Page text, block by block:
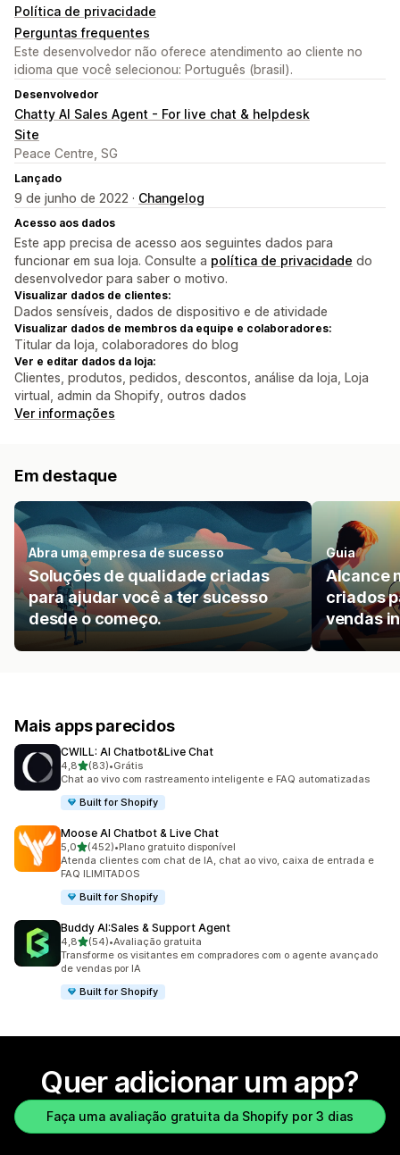
Política de privacidade
Perguntas frequentes
Este desenvolvedor não oferece atendimento ao cliente no
idioma que você selecionou: Português (brasil).
Desenvolvedor
Chatty AI Sales Agent - For live chat & helpdesk
Site
Peace Centre, SG
Lançado
9 de junho de 2022 · Changelog
Acesso aos dados
Este app precisa de acesso aos seguintes dados para
funcionar em sua loja. Consulte a política de privacidade do
desenvolvedor para saber o motivo.
Visualizar dados de clientes:
Dados sensíveis, dados de dispositivo e de atividade
Visualizar dados de membros da equipe e colaboradores:
Titular da loja, colaboradores do blog
Ver e editar dados da loja:
Clientes, produtos, pedidos, descontos, análise da loja, Loja
virtual, admin da Shopify, outros dados
Ver informações
Em destaque
Abra uma empresa de sucesso
Soluções de qualidade criadas
para ajudar você a ter sucesso
desde o começo.
Guia
Alcance
criados
vendas
Mais apps parecidos
CWILL: AI Chatbot&Live Chat
4,8de 5 estrelas
(83)
83 avaliações ao todo
•Grátis
Chat ao vivo com rastreamento inteligente e FAQ automatizadas
Built for Shopify
Moose AI Chatbot & Live Chat
5,0de 5 estrelas
(452)
452 avaliações ao todo
•Plano gratuito disponível
Atenda clientes com chat de IA, chat ao vivo, caixa de entrada e
FAQ ILIMITADOS
Built for Shopify
Buddy AI:Sales & Support Agent
4,8de 5 estrelas
(54)
54 avaliações ao todo
•Avaliação gratuita
Transforme os visitantes em compradores com o agente avançado
de vendas por IA
Built for Shopify
Quer adicionar um app?
Faça uma avaliação gratuita da Shopify por 3 dias